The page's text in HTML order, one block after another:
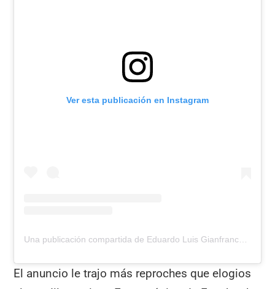
Ver esta publicación en Instagram
El anuncio le trajo más reproches que elogios